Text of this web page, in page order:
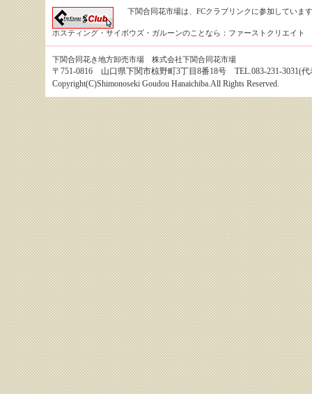
2025年7月より、下関市地方卸売
Flower Valentine 2025
オーヴィジョン海峡ゆめタワーを
で彩ります 大切な方と特別な時間
か
あけましておめでとうございます
令和7年 本年もよろしくお願いい
生産者の方へ
Web販売開始時間は、 11：00～で
セリ前日の10：00までに 送ってく
くお願いいたし...
お知らせ
8月30日 金曜日 相場表を公開し
お知らせ
台風10号の影響により、8月30日
です。 「本日の市況」は、後日公
下関合同花き地方卸売市場業規定
令和２年３月１０日（火） 下関合
業務規程改正（案）に係る市場取
り、 卸売市場法（昭和46年法...
下関合同花き地方卸売市場業規定
係る...
下関合同花市場は、FCクラブリンクに参加していま
ホスティング・サイボウズ・ガルーンのことなら：ファーストクリエイト
下関合同花き地方卸売市場 株式会社下関合同花市場
〒751-0816 山口県下関市椋野町3丁目8番18号 TEL.083-231-3031(代
Copyright(C)Shimonoseki Goudou Hanaichiba.All Rights Reserved.